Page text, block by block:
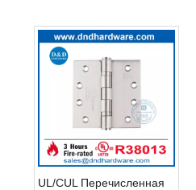
UL/CUL Перечисленная